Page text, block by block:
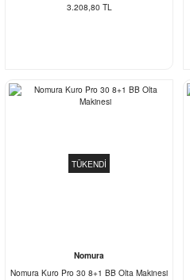
3.208,80 TL
TÜKENDİ
Nomura
Nomura Kuro Pro 30 8+1 BB Olta Makinesi